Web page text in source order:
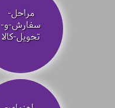
مراحل-
سفارش-و-
تحویل-کالا